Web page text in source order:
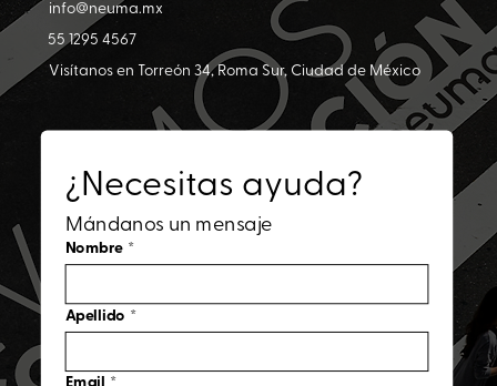
¿Necesitas ayuda?
Mándanos un mensaje
Nombre *
Apellido *
*
info@neuma.mx
55 1295 4567
Visítanos en Torreón 34, Roma Sur, Ciudad de México